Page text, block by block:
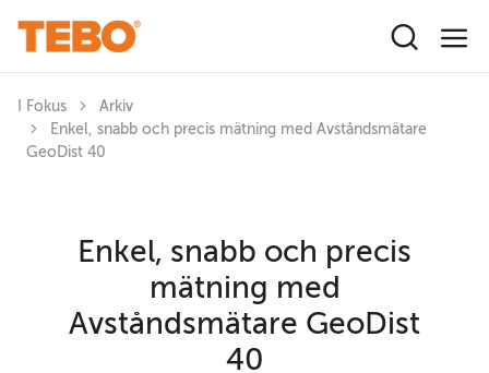
I Fokus
Arkiv
Enkel, snabb och precis mätning med Avståndsmätare
GeoDist 40
Enkel, snabb och precis
mätning med
Avståndsmätare GeoDist
40